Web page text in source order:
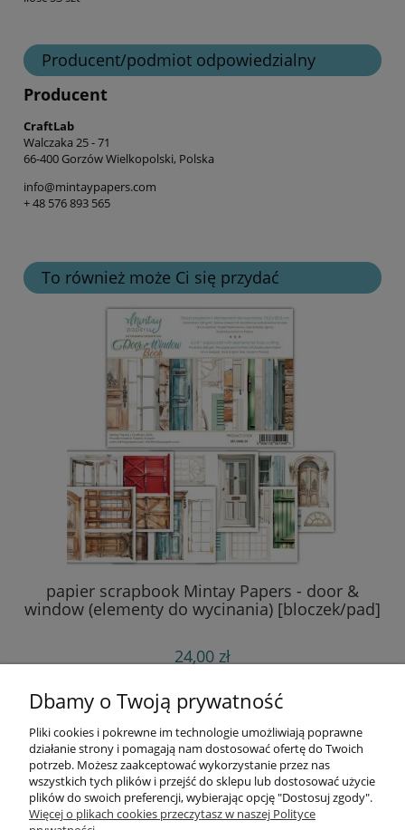
Producent/podmiot odpowiedzialny
Producent
CraftLab
Walczaka 25 - 71
66-400 Gorzów Wielkopolski, Polska
info@mintaypapers.com
+ 48 576 893 565
To również może Ci się przydać
papier scrapbook Mintay Papers - door &
window (elementy do wycinania) [bloczek/pad]
24,00 zł
do koszyka
Informacje
Opłaty i koszty dostawy
Dbamy o Twoją prywatność
Pliki cookies i pokrewne im technologie umożliwiają poprawne
działanie strony i pomagają nam dostosować ofertę do Twoich
potrzeb. Możesz zaakceptować wykorzystanie przez nas
wszystkich tych plików i przejść do sklepu lub dostosować użycie
plików do swoich preferencji, wybierając opcję "Dostosuj zgody".
Więcej o plikach cookies przeczytasz w naszej Polityce